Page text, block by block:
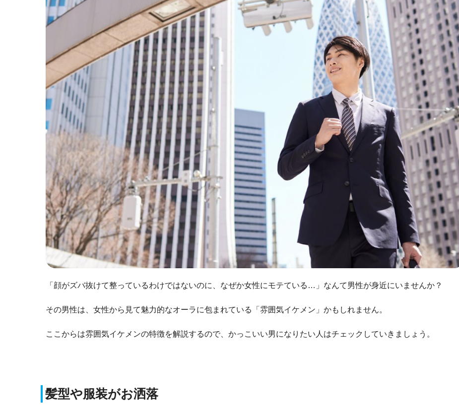
「顔がズバ抜けて整っているわけではないのに、なぜか女性にモテている…」なんて男性が身近にいませんか？
その男性は、女性から見て魅力的なオーラに包まれている「雰囲気イケメン」かもしれません。
ここからは雰囲気イケメンの特徴を解説するので、かっこいい男になりたい人はチェックしていきましょう。
髪型や服装がお洒落